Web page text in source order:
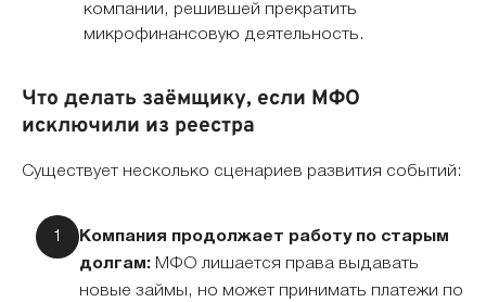
компании, решившей прекратить
микрофинансовую деятельность.
Что делать заёмщику, если МФО
исключили из реестра
Существует несколько сценариев развития событий:
Компания продолжает работу по старым
долгам: МФО лишается права выдавать
новые займы, но может принимать платежи по